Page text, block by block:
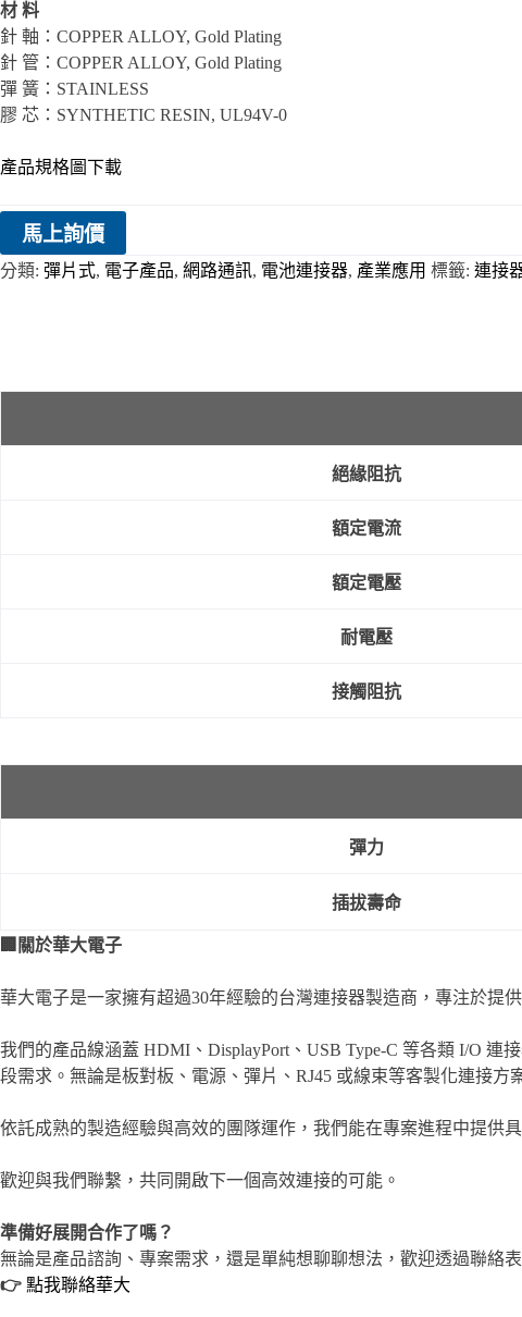
材 料
針 軸：COPPER ALLOY, Gold Plating
針 管：COPPER ALLOY, Gold Plating
彈 簧：STAINLESS
膠 芯：SYNTHETIC RESIN, UL94V-0
產品規格圖下載
馬上詢價
分類: 彈片式, 電子產品, 網路通訊, 電池連接器, 產業應用 標籤: 連接
絕緣阻抗
額定電流
額定電壓
耐電壓
接觸阻抗
彈力
插拔壽命
關於華大電子
華大電子是一家擁有超過30年經驗的台灣連接器製造商，專注於提
我們的產品線涵蓋 HDMI、DisplayPort、USB Type-C 等各類 I/O
段需求。無論是板對板、電源、彈片、RJ45 或線束等客製化連接
依託成熟的製造經驗與高效的團隊運作，我們能在專案進程中提供
歡迎與我們聯繫，共同開啟下一個高效連接的可能。
準備好展開合作了嗎？
無論是產品諮詢、專案需求，還是單純想聊聊想法，歡迎透過聯絡
👉 點我聯絡華大